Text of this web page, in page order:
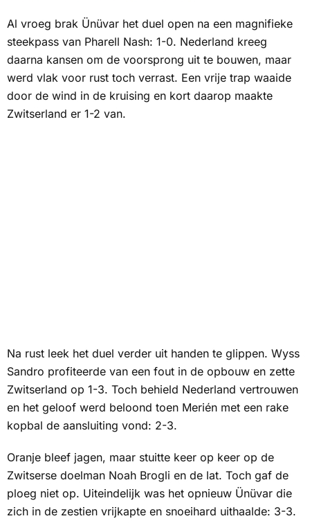
Al vroeg brak Ünüvar het duel open na een magnifieke
steekpass van Pharell Nash: 1-0. Nederland kreeg
daarna kansen om de voorsprong uit te bouwen, maar
werd vlak voor rust toch verrast. Een vrije trap waaide
door de wind in de kruising en kort daarop maakte
Zwitserland er 1-2 van.
Na rust leek het duel verder uit handen te glippen. Wyss
Sandro profiteerde van een fout in de opbouw en zette
Zwitserland op 1-3. Toch behield Nederland vertrouwen
en het geloof werd beloond toen Merién met een rake
kopbal de aansluiting vond: 2-3.
Oranje bleef jagen, maar stuitte keer op keer op de
Zwitserse doelman Noah Brogli en de lat. Toch gaf de
ploeg niet op. Uiteindelijk was het opnieuw Ünüvar die
zich in de zestien vrijkapte en snoeihard uithaalde: 3-3.